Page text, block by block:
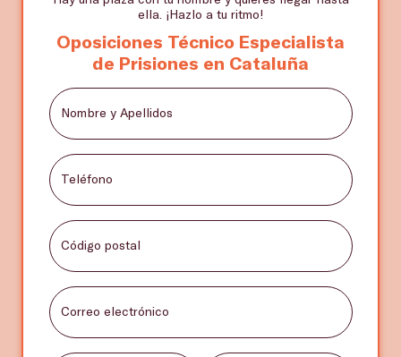
ella. ¡Hazlo a tu ritmo!
Oposiciones Técnico Especialista
de Prisiones en Cataluña
Nombre y Apellidos
Teléfono
Código postal
Correo electrónico